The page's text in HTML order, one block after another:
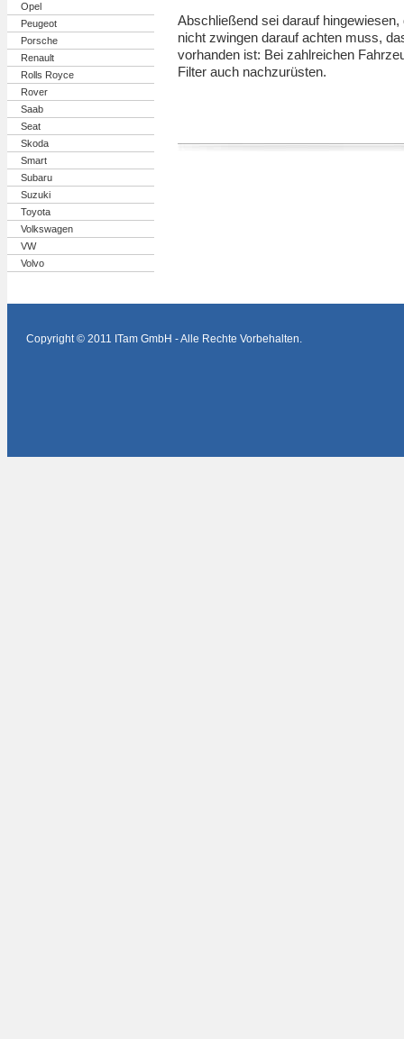
Opel
Peugeot
Porsche
Renault
Rolls Royce
Rover
Saab
Seat
Skoda
Smart
Subaru
Suzuki
Toyota
Volkswagen
VW
Volvo
Abschließend sei darauf
nicht zwingen darauf achten muss,
vorhanden ist: Bei zahlreichen
Filter auch nachzurüsten.
Copyright © 2011 ITam GmbH - Alle Rechte Vorbehalten.